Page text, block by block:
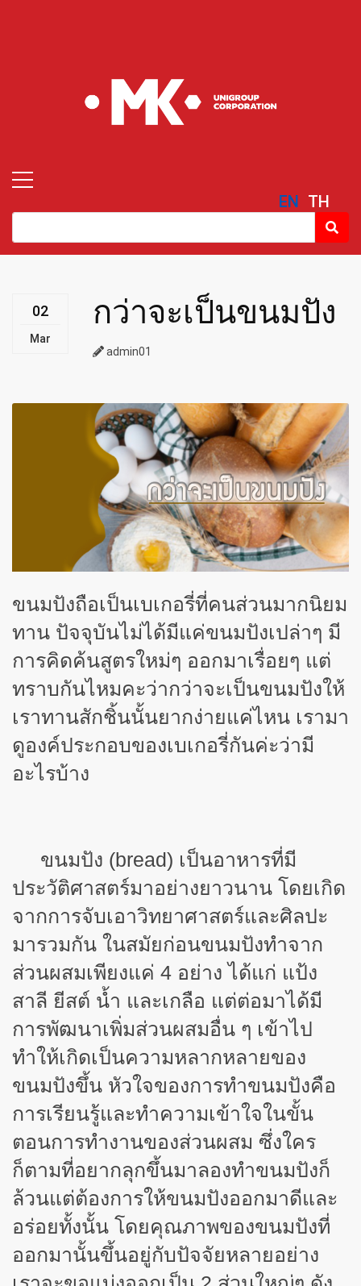
EN TH
02
Mar
กว่าจะเป็นขนมปัง
admin01
ขนมปังถือเป็นเบเกอรี่ที่คนส่วนมากนิยม
ทาน ปัจจุบันไม่ได้มีแค่ขนมปังเปล่าๆ มี
การคิดค้นสูตรใหม่ๆ ออกมาเรื่อยๆ แต่
ทราบกันไหมคะว่ากว่าจะเป็นขนมปังให้
เราทานสักชิ้นนั้นยากง่ายแค่ไหน เรามา
ดูองค์ประกอบของเบเกอรี่กันค่ะว่ามี
อะไรบ้าง
ขนมปัง (bread) เป็นอาหารที่มี
ประวัติศาสตร์มาอย่างยาวนาน โดยเกิด
จากการจับเอาวิทยาศาสตร์และศิลปะ
มารวมกัน ในสมัยก่อนขนมปังทำจาก
ส่วนผสมเพียงแค่ 4 อย่าง ได้แก่ แป้ง
สาลี ยีสต์ น้ำ และเกลือ แต่ต่อมาได้มี
การพัฒนาเพิ่มส่วนผสมอื่น ๆ เข้าไป
ทำให้เกิดเป็นความหลากหลายของ
ขนมปังขึ้น หัวใจของการทำขนมปังคือ
การเรียนรู้และทำความเข้าใจในขั้น
ตอนการทำงานของส่วนผสม ซึ่งใคร
ก็ตามที่อยากลุกขึ้นมาลองทำขนมปังก็
ล้วนแต่ต้องการให้ขนมปังออกมาดีและ
อร่อยทั้งนั้น โดยคุณภาพของขนมปังที่
ออกมานั้นขึ้นอยู่กับปัจจัยหลายอย่าง